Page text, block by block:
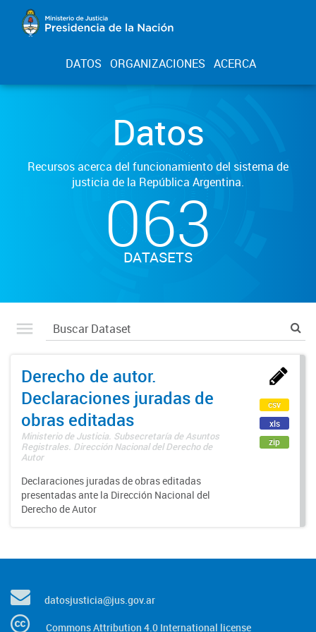
DATOS ORGANIZACIONES ACERCA
Datos
Recursos acerca del funcionamiento del sistema de
justicia de la República Argentina.
063
DATASETS
Derecho de autor.
Declaraciones juradas de
obras editadas
Ministerio de Justicia. Subsecretaría de Asuntos
Registrales. Dirección Nacional del Derecho de
Autor
Declaraciones juradas de obras editadas
presentadas ante la Dirección Nacional del
Derecho de Autor
csv
xls
zip
datosjusticia@jus.gov.ar
Commons Attribution 4.0 International license